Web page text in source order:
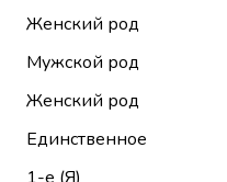
Женский род
Мужской род
Женский род
Единственное